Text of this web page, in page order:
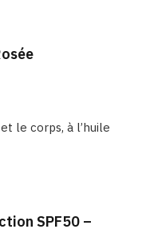
le corps, à l’huile
SPF50 –